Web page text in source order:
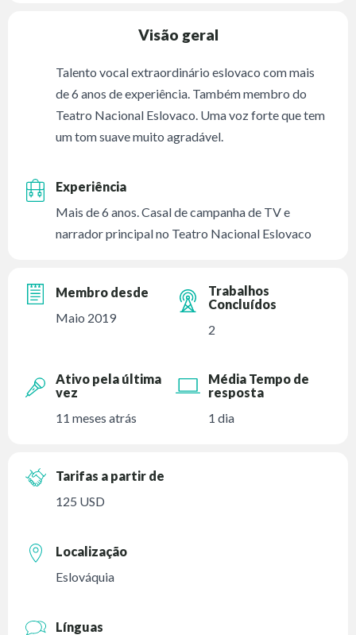
Visão geral
Talento vocal extraordinário eslovaco com mais
de 6 anos de experiência. Também membro do
Teatro Nacional Eslovaco. Uma voz forte que tem
um tom suave muito agradável.
Experiência
Mais de 6 anos. Casal de campanha de TV e
narrador principal no Teatro Nacional Eslovaco
Membro desde
Maio 2019
Trabalhos
Concluídos
2
Ativo pela última
vez
11 meses atrás
Média Tempo de
resposta
1 dia
Tarifas a partir de
125 USD
Localização
Eslováquia
Línguas